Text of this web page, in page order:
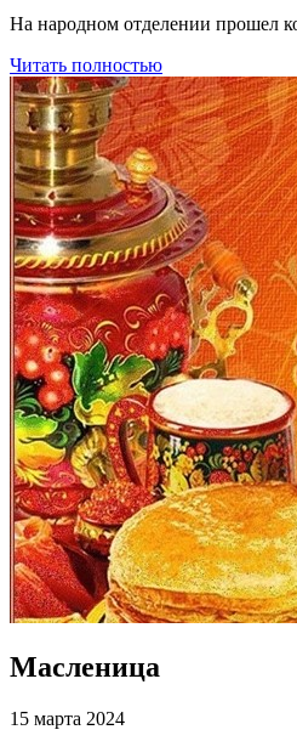
На народном отделении прошел
Читать полностью
Масленица
15 марта 2024